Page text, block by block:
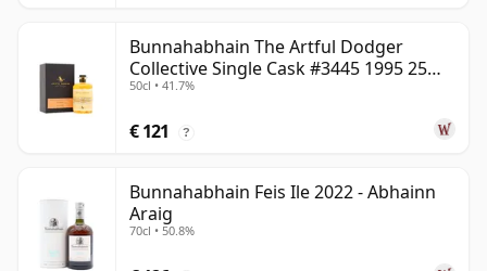
Bunnahabhain The Artful Dodger
Collective Single Cask #3445 1995 25
jaar oud
50cl • 41.7%
€ 121 ?
Bunnahabhain Feis Ile 2022 - Abhainn
Araig
70cl • 50.8%